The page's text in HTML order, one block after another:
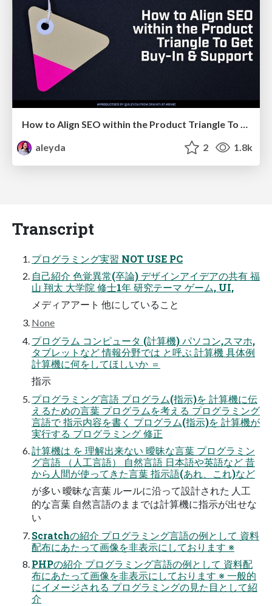
How to Align SEO within the Product Triangle To Get Buy-In & Support - #RIMC
aleyda
2 1.8k
Transcript
プログラミング実習 NOT USE PC
自己紹介 色覚異常(卒論) デザインアイデアの共有 福
山 翔太 ⁨⁩大学院 修士1年 研究テーマ ゲーム, UI,
メディアアート 他にしていること
None
プログラム コンピュータ (計算機) パソコン,スマホ,
タブレットなど 情報分野では と呼ぶ 計算機 具体例
計算機に何をしてほしいか ＝
指示
プログラミング言語 プログラム(指示)を 計算機に伝
えるための言葉 プログラムを考える プログラミング
言語で 指示内容を書く プログラム(指示)を 計算機が
実行する プログラミング 修正
計算機は を 理解出来ない 曖昧な言葉 プログラミン
グ言語 （人工言語） 自然言語 日本語や英語など 昔
から人間が使ってきた言葉 指示語(あれ、これ)など
が多い 曖昧な言葉 ルールに沿って設計された 人工
的な言葉 自然言語のままでは計算機に指示が出せな
い
Scratchの紹介 プログラミング言語の例として 資料
配布にあたって画像を非表示にしております ※
PHPの紹介 プログラミング言語の例として 資料配
布にあたって画像を非表示にしております ※ 一般的
にイメージされる プログラミングの見た目として紹
介